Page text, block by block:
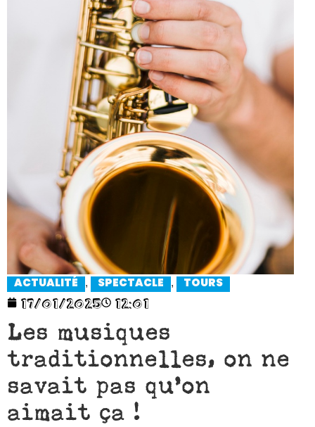
ACTUALITÉ , SPECTACLE , TOURS
17/01/2025 12:01
Les musiques
traditionnelles, on ne
savait pas qu’on
aimait ça !